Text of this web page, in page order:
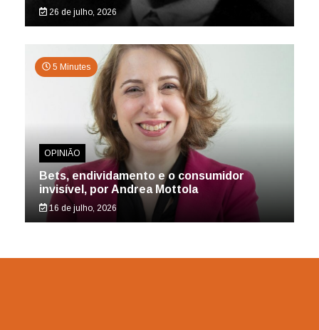
26 de julho, 2026
5 Minutes
OPINIÃO
Bets, endividamento e o consumidor
invisível, por Andrea Mottola
16 de julho, 2026